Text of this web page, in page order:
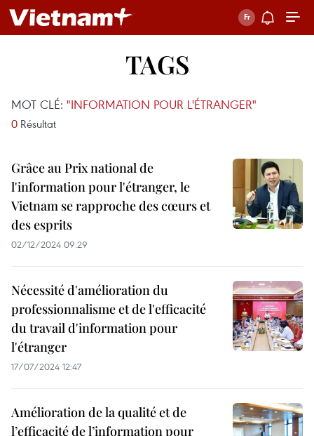
TAGS
MOT CLÉ: "INFORMATION POUR L'ÉTRANGER"
0 Résultat
Grâce au Prix national de
l'information pour l'étranger, le
Vietnam se rapproche des cœurs et
des esprits
02/12/2024 09:29
Nécessité d'amélioration du
professionnalisme et de l'efficacité
du travail d'information pour
l'étranger
17/07/2024 12:47
Amélioration de la qualité et de
l’efficacité de l’information pour